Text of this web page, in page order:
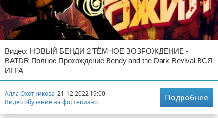
Видео: НОВЫЙ БЕНДИ 2 ТЁМНОЕ ВОЗРОЖДЕНИЕ -
BATDR Полное Прохождение Bendy and the Dark Revival ВСЯ
ИГРА
Алла Охотникова 21-12-2022 19:00
Видео обучение на фортепиано
Подробнее